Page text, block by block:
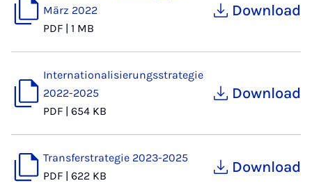
März 2022
PDF | 1 MB
Download
Internationalisierungsstrategie
2022-2025
PDF | 654 KB
Download
Transferstrategie 2023-2025
PDF | 622 KB Download